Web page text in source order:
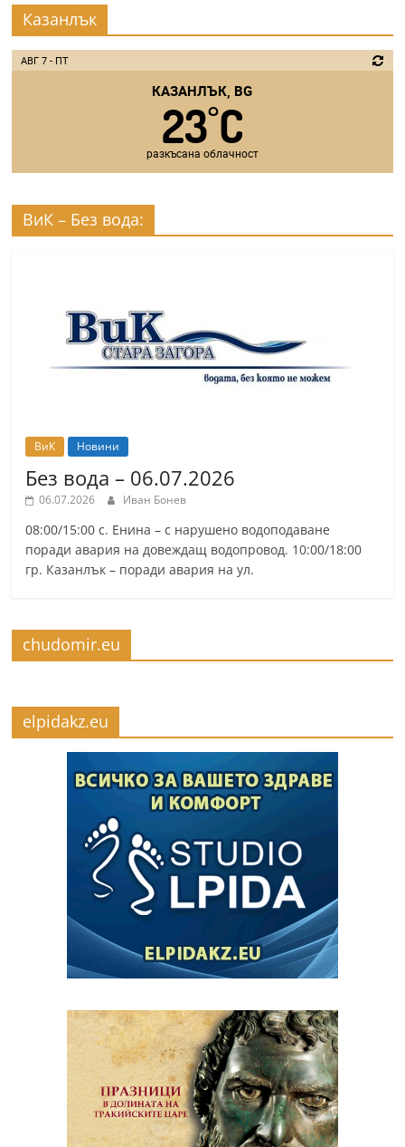
Казанлък
АВГ 7 - ПТ
КАЗАНЛЪК, BG
23°C
разкъсана облачност
ВиК – Без вода:
ВиК Новини
Без вода – 06.07.2026
06.07.2026 Иван Бонев
08:00/15:00 с. Енина – с нарушено водоподаване
поради авария на довеждащ водопровод. 10:00/18:00
гр. Казанлък – поради авария на ул.
chudomir.eu
elpidakz.eu